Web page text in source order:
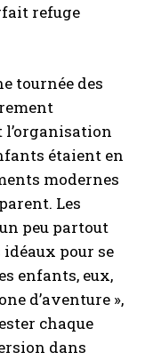
refuge
tournée des
étaient en
modernes
Les
peu partout
pour se
enfants, eux,
d’aventure »,
chaque
dans